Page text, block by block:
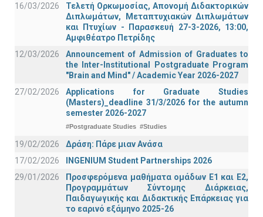
16/03/2026
Τελετή Ορκωμοσίας, Απονομή Διδακτορικών
Διπλωμάτων, Μεταπτυχιακών Διπλωμάτων
και Πτυχίων - Παρασκευή 27-3-2026, 13:00,
Αμφιθέατρο Πετρίδης
12/03/2026
Announcement of Admission of Graduates to
the Inter-Institutional Postgraduate Program
"Brain and Mind" / Academic Year 2026-2027
27/02/2026
Applications for Graduate Studies
(Masters)_deadline 31/3/2026 for the autumn
semester 2026-2027
#Postgraduate Studies #Studies
19/02/2026
Δράση: Πάρε μιαν Ανάσα
17/02/2026
INGENIUM Student Partnerships 2026
29/01/2026
Προσφερόμενα μαθήματα ομάδων Ε1 και Ε2,
Προγραμμάτων Σύντομης Διάρκειας,
Παιδαγωγικής και Διδακτικής Επάρκειας για
το εαρινό εξάμηνο 2025-26